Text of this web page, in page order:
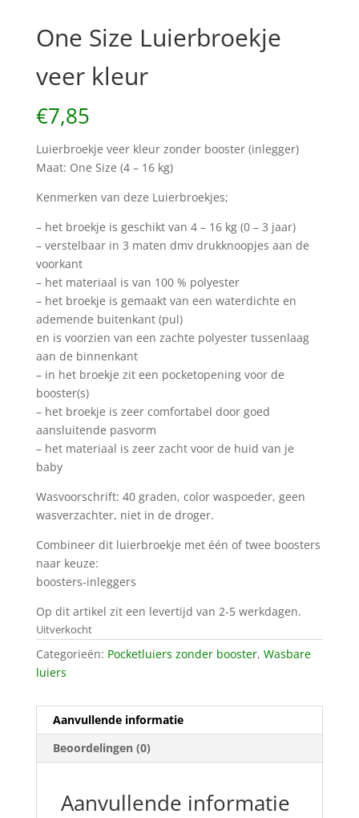
One Size Luierbroekje
veer kleur
€7,85
Luierbroekje veer kleur zonder booster (inlegger)
Maat: One Size (4 – 16 kg)
Kenmerken van deze Luierbroekjes;
– het broekje is geschikt van 4 – 16 kg (0 – 3 jaar)
– verstelbaar in 3 maten dmv drukknoopjes aan de
voorkant
– het materiaal is van 100 % polyester
– het broekje is gemaakt van een waterdichte en
ademende buitenkant (pul)
en is voorzien van een zachte polyester tussenlaag
aan de binnenkant
– in het broekje zit een pocketopening voor de
booster(s)
– het broekje is zeer comfortabel door goed
aansluitende pasvorm
– het materiaal is zeer zacht voor de huid van je
baby
Wasvoorschrift: 40 graden, color waspoeder, geen
wasverzachter, niet in de droger.
Combineer dit luierbroekje met één of twee boosters
naar keuze:
boosters-inleggers
Op dit artikel zit een levertijd van 2-5 werkdagen.
Uitverkocht
Categorieën: Pocketluiers zonder booster, Wasbare
luiers
Aanvullende informatie
Beoordelingen (0)
Aanvullende informatie